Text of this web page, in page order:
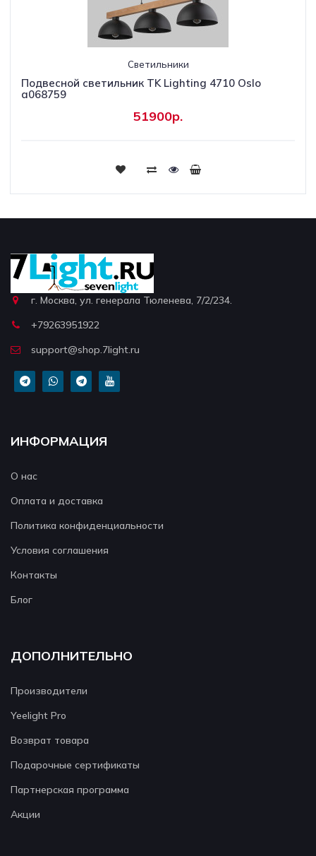
Светильники
Подвесной светильник TK Lighting 4710 Oslo
a068759
51900р.
г. Москва, ул. генерала Тюленева, 7/2/234.
+79263951922
support@shop.7light.ru
ИНФОРМАЦИЯ
О нас
Оплата и доставка
Политика конфиденциальности
Условия соглашения
Контакты
Блог
ДОПОЛНИТЕЛЬНО
Производители
Yeelight Pro
Возврат товара
Подарочные сертификаты
Партнерская программа
Акции